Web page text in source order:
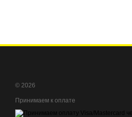
© 2026
Принимаем к оплате